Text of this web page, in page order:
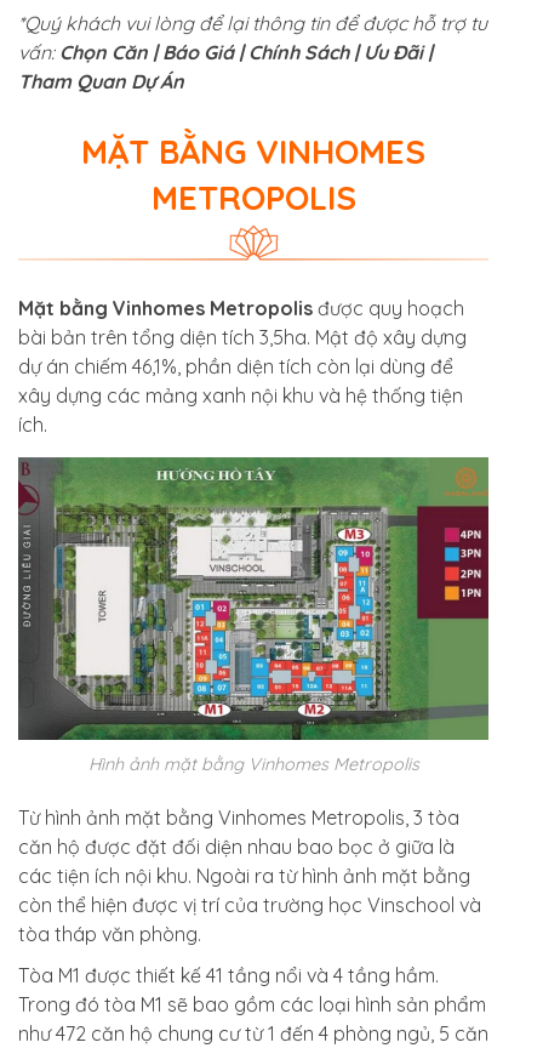
*Quý khách vui lòng để lại thông tin để được hỗ trợ tư
vấn: Chọn Căn | Báo Giá | Chính Sách | Ưu Đãi |
Tham Quan Dự Án
MẶT BẰNG VINHOMES
METROPOLIS
Mặt bằng Vinhomes Metropolis được quy hoạch
bài bản trên tổng diện tích 3,5ha. Mật độ xây dựng
dự án chiếm 46,1%, phần diện tích còn lại dùng để
xây dựng các mảng xanh nội khu và hệ thống tiện
ích.
Hình ảnh mặt bằng Vinhomes Metropolis
Từ hình ảnh mặt bằng Vinhomes Metropolis, 3 tòa
căn hộ được đặt đối diện nhau bao bọc ở giữa là
các tiện ích nội khu. Ngoài ra từ hình ảnh mặt bằng
còn thể hiện được vị trí của trường học Vinschool và
tòa tháp văn phòng.
Tòa M1 được thiết kế 41 tầng nổi và 4 tầng hầm.
Trong đó tòa M1 sẽ bao gồm các loại hình sản phẩm
như 472 căn hộ chung cư từ 1 đến 4 phòng ngủ, 5 căn